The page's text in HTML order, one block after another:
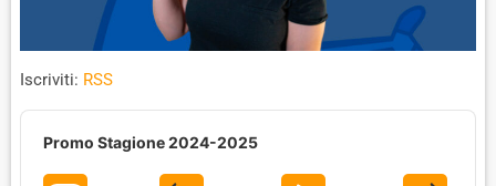
Iscriviti: RSS
A
Promo Stagione 2024-2025